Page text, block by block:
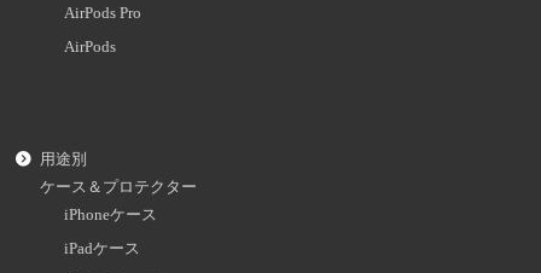
AirPods Pro
AirPods
用途別
ケース＆プロテクター
iPhoneケース
iPadケース